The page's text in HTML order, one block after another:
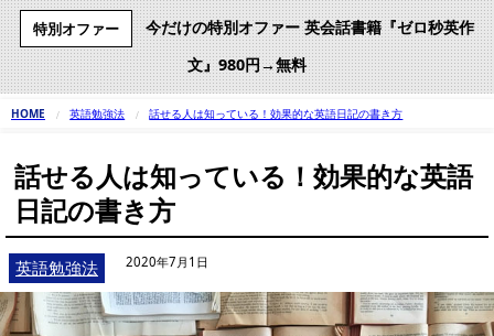
特別オファー
今だけの特別オファー 英会話書籍『ゼロ秒英作
文』980円→無料
HOME 英語勉強法 話せる人は知っている！効果的な英語日記の書き方
話せる人は知っている！効果的な英語
日記の書き方
英語勉強法 2020年7月1日